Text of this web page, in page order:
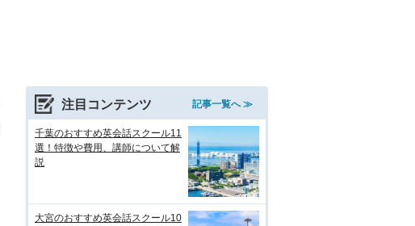
注目コンテンツ 記事一覧へ ≫
千葉のおすすめ英会話スクール11
選！特徴や費用、講師について解
説
大宮のおすすめ英会話スクール10